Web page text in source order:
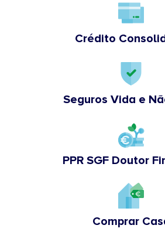
Crédito
Seguros Vida e
PPR SGF Doutor
Comprar